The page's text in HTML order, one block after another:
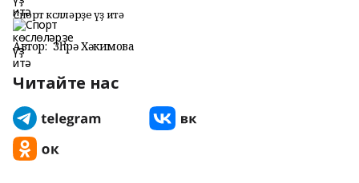
Спорт көслөләрҙе үҙ итә
Автор: Зөһрә Хәкимова
Читайте нас